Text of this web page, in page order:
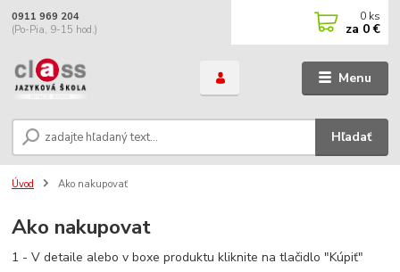
Menu
Hľadať
0911 969 204
(Po-Pia, 9-15 hod.)
0 ks
za 0 €
Úvod Ako nakupovať
Ako nakupovat
1 - V detaile alebo v boxe produktu kliknite na tlačidlo "Kúpiť"